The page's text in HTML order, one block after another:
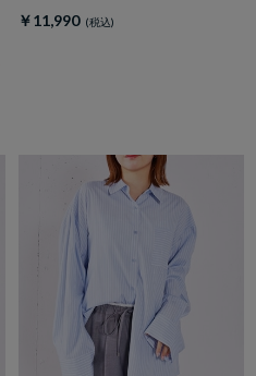
￥11,990